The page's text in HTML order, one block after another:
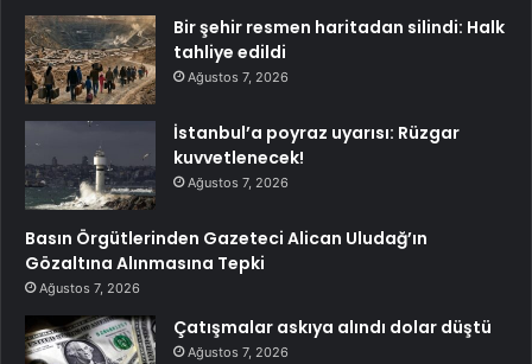
Bir şehir resmen haritadan silindi: Halk
tahliye edildi
Ağustos 7, 2026
İstanbul’a poyraz uyarısı: Rüzgar
kuvvetlenecek!
Ağustos 7, 2026
Basın Örgütlerinden Gazeteci Alican Uludağ’ın
Gözaltına Alınmasına Tepki
Ağustos 7, 2026
Çatışmalar askıya alındı dolar düştü
Ağustos 7, 2026